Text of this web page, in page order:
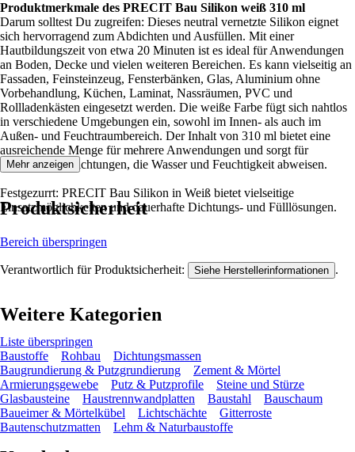
Produktmerkmale des PRECIT Bau Silikon weiß 310 ml
Darum solltest Du zugreifen: Dieses neutral vernetzte Silikon eignet
sich hervorragend zum Abdichten und Ausfüllen. Mit einer
Hautbildungszeit von etwa 20 Minuten ist es ideal für Anwendungen
an Boden, Decke und vielen weiteren Bereichen. Es kann vielseitig an
Fassaden, Feinsteinzeug, Fensterbänken, Glas, Aluminium ohne
Vorbehandlung, Küchen, Laminat, Nassräumen, PVC und
Rollladenkästen eingesetzt werden. Die weiße Farbe fügt sich nahtlos
in verschiedene Umgebungen ein, sowohl im Innen- als auch im
Außen- und Feuchtraumbereich. Der Inhalt von 310 ml bietet eine
ausreichende Menge für mehrere Anwendungen und sorgt für
beständige Abdichtungen, die Wasser und Feuchtigkeit abweisen.
Festgezurrt: PRECIT Bau Silikon in Weiß bietet vielseitige
Einsatzmöglichkeiten und dauerhafte Dichtungs- und Fülllösungen.
Mehr anzeigen
Produktsicherheit
Bereich überspringen
Verantwortlich für Produktsicherheit: Siehe Herstellerinformationen .
Weitere Kategorien
Liste überspringen
Baustoffe
Rohbau
Dichtungsmassen
Baugrundierung & Putzgrundierung
Zement & Mörtel
Armierungsgewebe
Putz & Putzprofile
Steine und Stürze
Glasbausteine
Haustrennwandplatten Baustahl
Bauschaum
Baueimer & Mörtelkübel
Lichtschächte
Gitterroste
Bautenschutzmatten
Lehm & Naturbaustoffe